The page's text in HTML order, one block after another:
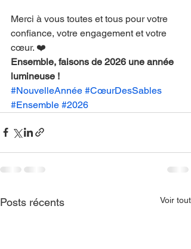
Merci à vous toutes et tous pour votre
confiance, votre engagement et votre
cœur. ❤️
Ensemble, faisons de 2026 une année
lumineuse !
#NouvelleAnnée #CœurDesSables
#Ensemble #2026
Posts récents Voir tout